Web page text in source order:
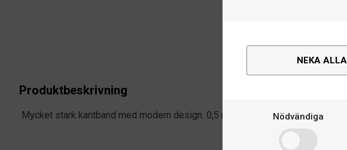
NEKA ALLA
Nödvändiga
Produktbeskrivning
Mycket stark kantband med modern design. 0,5 m räcker till ett racketblad.